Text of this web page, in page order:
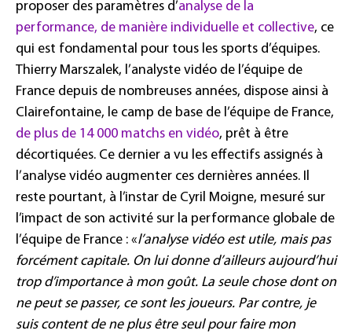
proposer des paramètres d’analyse de la
performance, de manière individuelle et collective, ce
qui est fondamental pour tous les sports d’équipes.
Thierry Marszalek, l’analyste vidéo de l’équipe de
France depuis de nombreuses années, dispose ainsi à
Clairefontaine, le camp de base de l’équipe de France,
de plus de 14 000 matchs en vidéo, prêt à être
décortiquées. Ce dernier a vu les effectifs assignés à
l’analyse vidéo augmenter ces dernières années. Il
reste pourtant, à l’instar de Cyril Moigne, mesuré sur
l’impact de son activité sur la performance globale de
l’équipe de France : «l’analyse vidéo est utile, mais pas
forcément capitale. On lui donne d’ailleurs aujourd’hui
trop d’importance à mon goût. La seule chose dont on
ne peut se passer, ce sont les joueurs. Par contre, je
suis content de ne plus être seul pour faire mon